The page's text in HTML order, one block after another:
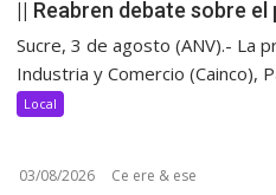
|| Reabren debate sobre
Sucre, 3 de agosto (ANV).- La
Industria y Comercio (Cainco),
Local
03/08/2026 Ce ere & ese